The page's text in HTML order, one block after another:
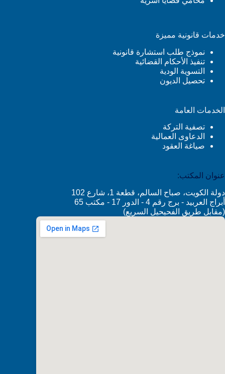
خدمات قانونية مميزة
نموذج طلب استشارة قانونية
تنفيذ الأحكام القضائية
التسوية الودية
تحصيل الديون
الخدمات العامة
تصفية التركة
الدعاوى العمالية
صياغة العقود
عنوان المكتب:
دولة الكويت، صباح السالم، قطعة 1، شارع 102
أبراج العربيد - برج رقم 4 - الدور 17 - مكتب 65
(مقابل طريق الفحيحيل السريع)